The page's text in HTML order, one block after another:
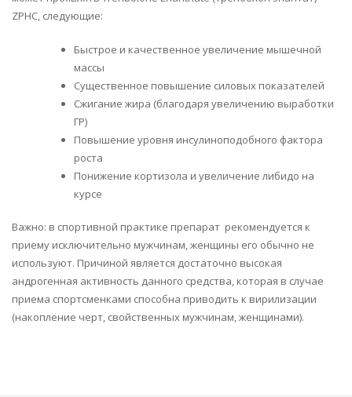
ZPHC, следующие:
Быстрое и качественное увеличение мышечной
массы
Существенное повышение силовых показателей
Сжигание жира (благодаря увеличению выработки
ГР)
Повышение уровня инсулиноподобного фактора
роста
Понижение кортизола и увеличение либидо на
курсе
Важно: в спортивной практике препарат рекомендуется к
приему исключительно мужчинам, женщины его обычно не
используют. Причиной является достаточно высокая
андрогенная активность данного средства, которая в случае
приема спортсменками способна приводить к вирилизации
(накопление черт, свойственных мужчинам, женщинами).